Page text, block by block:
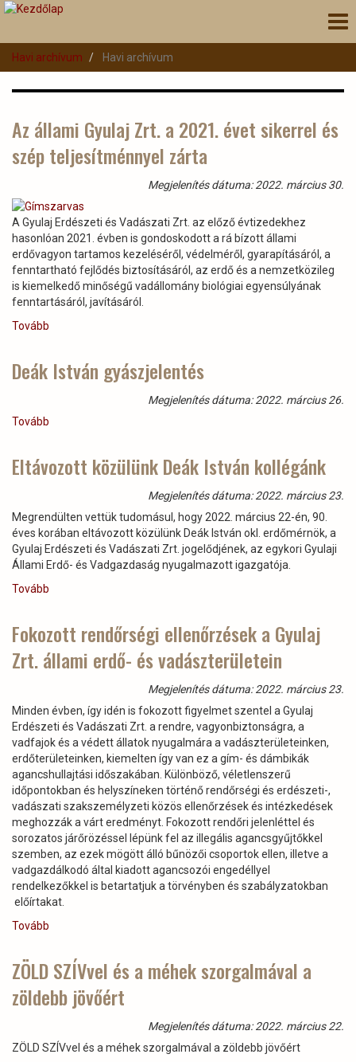
Ugrás
Havi archívum
Havi archívum
Az állami Gyulaj Zrt. a 2021. évet sikerrel és
szép teljesítménnyel zárta
Megjelenítés dátuma: 2022. március 30.
A Gyulaj Erdészeti és Vadászati Zrt. az előző évtizedekhez
hasonlóan 2021. évben is gondoskodott a rá bízott állami
erdővagyon tartamos kezeléséről, védelméről, gyarapításáról, a
fenntartható fejlődés biztosításáról, az erdő és a nemzetközileg
is kiemelkedő minőségű vadállomány biológiai egyensúlyának
fenntartásáról, javításáról.
Tovább
Zrt.
szép
Deák István gyászjelentés
Megjelenítés dátuma: 2022. március 26.
Tovább
Eltávozott közülünk Deák István kollégánk
Megjelenítés dátuma: 2022. március 23.
Megrendülten vettük tudomásul, hogy 2022. március 22-én, 90.
éves korában eltávozott közülünk Deák István okl. erdőmérnök, a
Gyulaj Erdészeti és Vadászati Zrt. jogelődjének, az egykori Gyulaji
Állami Erdő- és Vadgazdaság nyugalmazott igazgatója.
Tovább
István
kollégánk)
Fokozott rendőrségi ellenőrzések a Gyulaj
Zrt. állami erdő- és vadászterületein
Megjelenítés dátuma: 2022. március 23.
Minden évben, így idén is fokozott figyelmet szentel a Gyulaj
Erdészeti és Vadászati Zrt. a rendre, vagyonbiztonságra, a
vadfajok és a védett állatok nyugalmára a vadászterületeinken,
erdőterületeinken, kiemelten így van ez a gím- és dámbikák
agancshullajtási időszakában. Különböző, véletlenszerű
időpontokban és helyszíneken történő rendőrségi és erdészeti-,
vadászati szakszemélyzeti közös ellenőrzések és intézkedések
meghozzák a várt eredményt. Fokozott rendőri jelenléttel és
sorozatos járőrözéssel lépünk fel az illegális agancsgyűjtőkkel
szemben, az ezek mögött álló bűnözői csoportok ellen, illetve a
vadgazdálkodó által kiadott agancsozói engedéllyel
rendelkezőkkel is betartatjuk a törvényben és szabályzatokban
előírtakat.
Tovább
ellenőrzések
a
Gyulaj
Zrt.
és
ZÖLD SZÍVvel és a méhek szorgalmával a
zöldebb jövőért
Megjelenítés dátuma: 2022. március 22.
ZÖLD SZÍVvel és a méhek szorgalmával a zöldebb jövőért